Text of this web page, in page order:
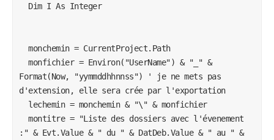
'' Nb ligne & colonne
'DerCol = ActiveSheet.UsedRange.Columns.Count
'DerCol = Range("A1").CurrentRegion.Columns.Count
DerCol = 12
'MsgBox Range("A1").CurrentRegion.Columns.Count
Format(Now, "yymmddhhnnss") ' je ne mets pas
d'extension, elle sera crée par l'exportation
:" & Evt.Value & " du " & DatDeb.Value & " au " &